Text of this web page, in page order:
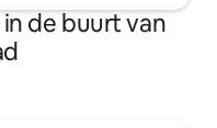
de buurt van